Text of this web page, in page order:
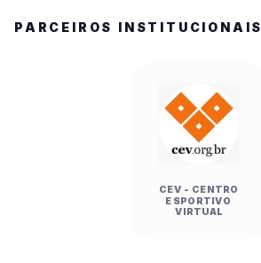
PARCEIROS INSTITUCIONAIS
CEV - CENTRO
ESPORTIVO
VIRTUAL